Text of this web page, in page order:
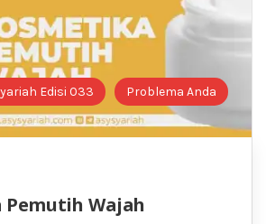
Edisi 033 Problema Anda
Wajah